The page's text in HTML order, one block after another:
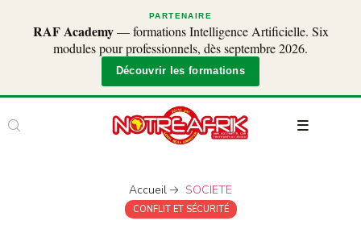
PARTENAIRE
RAF Academy— formations Intelligence Artificielle. Six
modules pour professionnels, dès septembre 2026.
Découvrir les formations
Accueil SOCIETE
CONFLIT ET SÉCURITÉ